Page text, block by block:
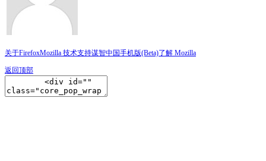
关于FirefoxMozilla 技术支持谋智中国手机版(Beta)了解 Mozilla
返回顶部